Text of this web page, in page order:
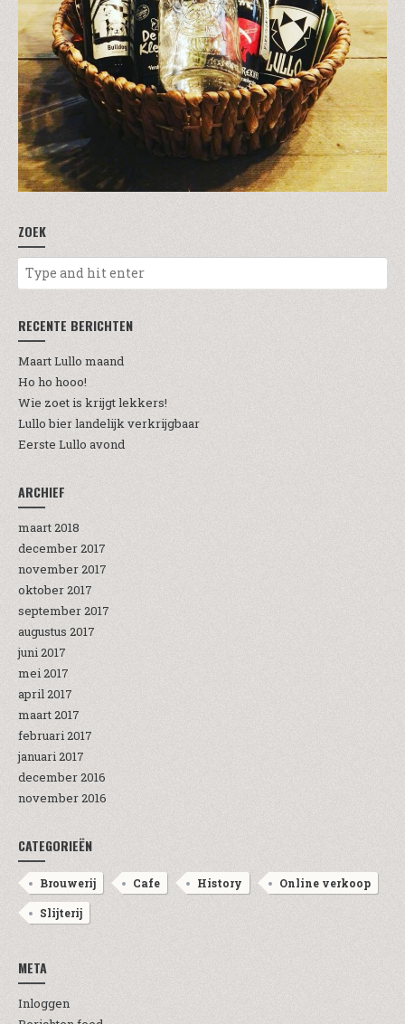
ZOEK
RECENTE BERICHTEN
Maart Lullo maand
Ho ho hooo!
Wie zoet is krijgt lekkers!
Lullo bier landelijk verkrijgbaar
Eerste Lullo avond
ARCHIEF
maart 2018
december 2017
november 2017
oktober 2017
september 2017
augustus 2017
juni 2017
mei 2017
april 2017
maart 2017
februari 2017
januari 2017
december 2016
november 2016
CATEGORIEËN
Brouwerij Cafe History Online verkoop
Slijterij
META
Inloggen